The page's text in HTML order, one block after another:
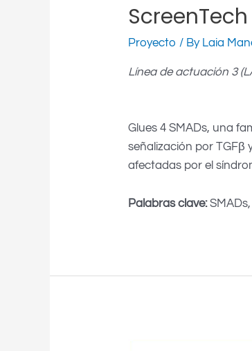
Proyecto / By Laia
Línea de actuación 3
Glues 4 SMADs, una
señalización por TGFβ
afectadas por el
Palabras clave: